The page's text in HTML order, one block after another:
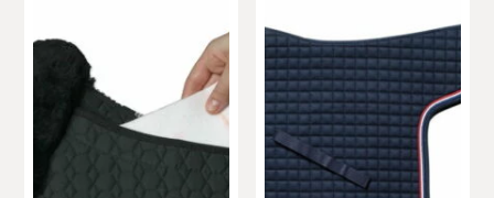
produkten
varianter.
De
olika
produkten
har
flera
varianter.
De
olika